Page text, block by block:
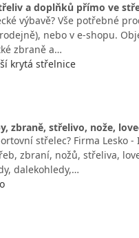
a doplňků přímo ve
výbavě? Vše potřebné
nebo v e-shopu.
zbraně a…
krytá střelnice
zbraně, střelivo, nože,
střelec? Firma
zbraní, nožů, střeliva,
dalekohledy,…